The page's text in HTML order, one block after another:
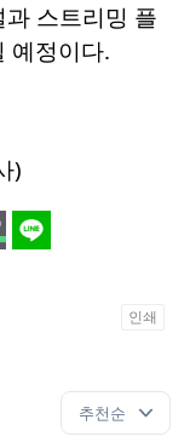
스트리밍 플
예정이다.
)
인쇄